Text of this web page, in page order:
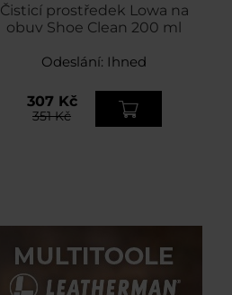
Čisticí prostředek Lowa na
obuv Shoe Clean 200 ml
Odeslání: Ihned
307 Kč
351 Kč